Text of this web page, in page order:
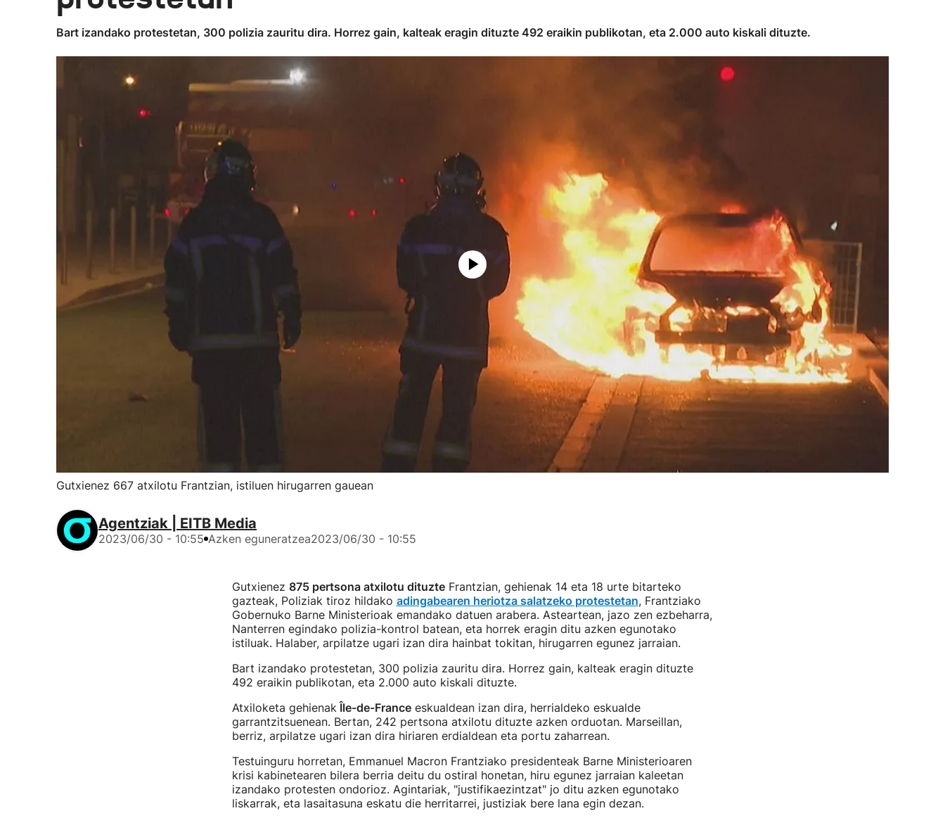
Bart izandako protestetan, 300 polizia zauritu dira. Horrez gain, kalteak eragin dituzte 492 eraikin publikotan, eta 2.000 auto kiskali dituzte.
Gutxienez 667 atxilotu Frantzian, istiluen hirugarren gauean
Agentziak | EITB Media
2023/06/30 - 10:55 Azken eguneratzea2023/06/30 - 10:55
Gutxienez 875 pertsona atxilotu dituzteFrantzian, gehienak 14 eta 18 urte bitarteko
gazteak, Poliziak tiroz hildako adingabearen heriotza salatzeko protestetan, Frantziako
Gobernuko Barne Ministerioak emandako datuen arabera. Asteartean, jazo zen ezbeharra,
Nanterren egindako polizia-kontrol batean, eta horrek eragin ditu azken egunotako
istiluak. Halaber, arpilatze ugari izan dira hainbat tokitan, hirugarren egunez jarraian.
Bart izandako protestetan, 300 polizia zauritu dira. Horrez gain, kalteak eragin dituzte
492 eraikin publikotan, eta 2.000 auto kiskali dituzte.
Atxiloketa gehienakÎle-de-Franceeskualdean izan dira, herrialdeko eskualde
garrantzitsuenean. Bertan, 242 pertsona atxilotu dituzte azken orduotan. Marseillan,
berriz, arpilatze ugari izan dira hiriaren erdialdean eta portu zaharrean.
Testuinguru horretan, Emmanuel Macron Frantziako presidenteak Barne Ministerioaren
krisi kabinetearen bilera berria deitu du ostiral honetan, hiru egunez jarraian kaleetan
izandako protesten ondorioz. Agintariak, "justifikaezintzat" jo ditu azken egunotako
liskarrak, eta lasaitasuna eskatu die herritarrei, justiziak bere lana egin dezan.